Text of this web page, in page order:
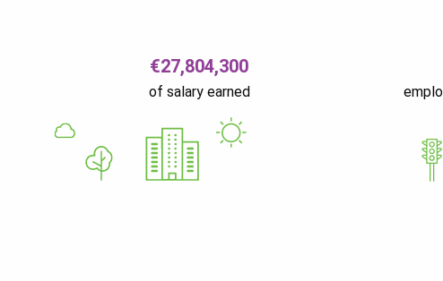
€27,804,300
of salary earned